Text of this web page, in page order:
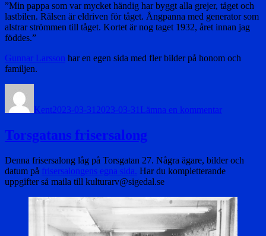
”Min pappa som var mycket händig har byggt alla grejer, tåget och
lastbilen. Rälsen är eldriven för tåget. Ångpanna med generator som
alstrar strömmen till tåget. Kortet är nog taget 1932, året innan jag
föddes.”
Gunnar Larsson har en egen sida med fler bilder på honom och
familjen.
Kent2023-03-31 2023-03-31 Lämna en kommentarellok
Torsgatans frisersalong
Denna frisersalong låg på Torsgatan 27. Några ägare, bilder och
datum på frisersalongens egna sida. Har du kompletterande
uppgifter så maila till kulturarv@sigedal.se